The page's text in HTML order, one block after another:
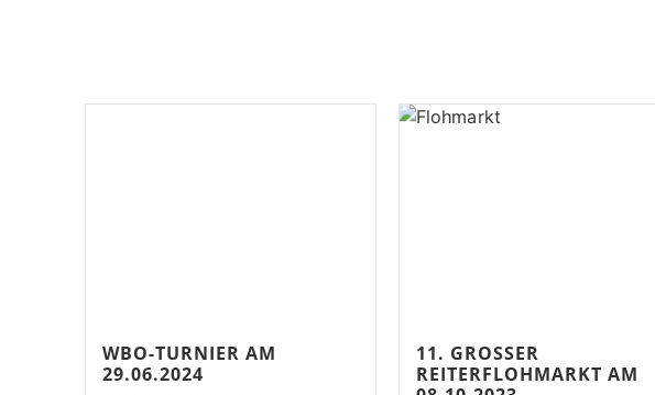
WBO-TURNIER AM
29.06.2024
11. GROSSER R
EITERFLOHMARKT AM 0